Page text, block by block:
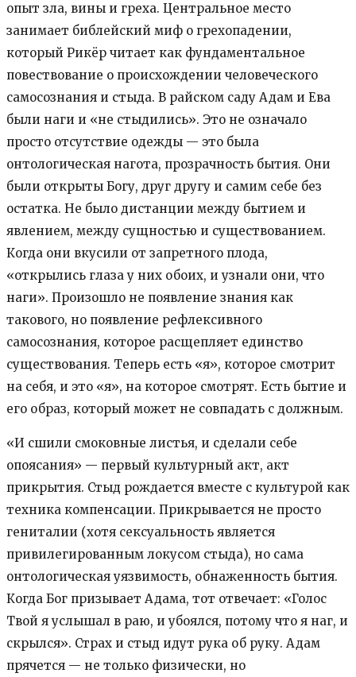
опыт зла, вины и греха. Центральное место
занимает библейский миф о грехопадении,
который Рикёр читает как фундаментальное
повествование о происхождении человеческого
самосознания и стыда. В райском саду Адам и Ева
были наги и «не стыдились». Это не означало
просто отсутствие одежды — это была
онтологическая нагота, прозрачность бытия. Они
были открыты Богу, друг другу и самим себе без
остатка. Не было дистанции между бытием и
явлением, между сущностью и существованием.
Когда они вкусили от запретного плода,
«открылись глаза у них обоих, и узнали они, что
наги». Произошло не появление знания как
такового, но появление рефлексивного
самосознания, которое расщепляет единство
существования. Теперь есть «я», которое смотрит
на себя, и это «я», на которое смотрят. Есть бытие и
его образ, который может не совпадать с должным.
«И сшили смоковные листья, и сделали себе
опоясания» — первый культурный акт, акт
прикрытия. Стыд рождается вместе с культурой как
техника компенсации. Прикрывается не просто
гениталии (хотя сексуальность является
привилегированным локусом стыда), но сама
онтологическая уязвимость, обнаженность бытия.
Когда Бог призывает Адама, тот отвечает: «Голос
Твой я услышал в раю, и убоялся, потому что я наг, и
скрылся». Страх и стыд идут рука об руку. Адам
прячется — не только физически, но